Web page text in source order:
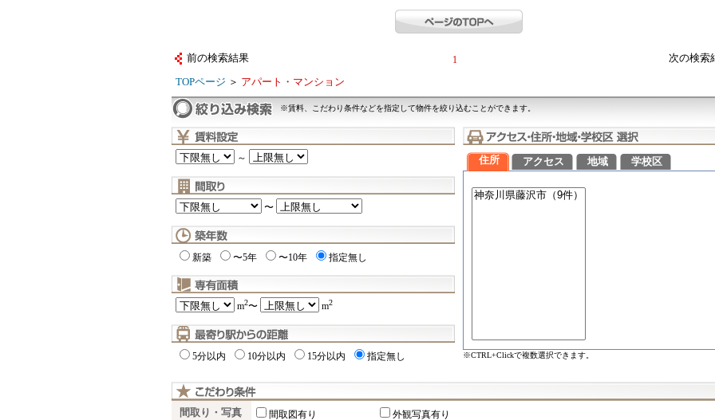
前の検索結果 1 次の検
TOPページ ＞ アパート・マンション
※賃料、こだわり条件などを指定して物件を絞り込むことができます。
～
〜
新築 〜5年 〜10年 指定無し
m2〜 m2
5分以内 10分以内 15分以内 指定無し
住所 アクセス 地域 学校区
※CTRL+Clickで複数選択できます。
間取り・写真 間取図有り 外観写真有り